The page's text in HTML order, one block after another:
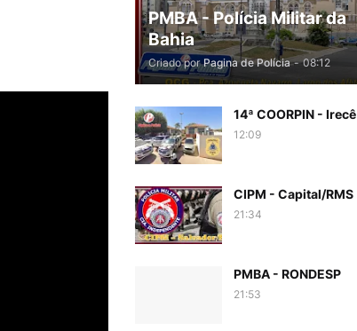
PMBA - Polícia Militar da
Bahia
Criado por Pagina de Polícia - 08:12
14ª COORPIN - Irecê
12:09
CIPM - Capital/RMS
21:34
PMBA - RONDESP
21:53